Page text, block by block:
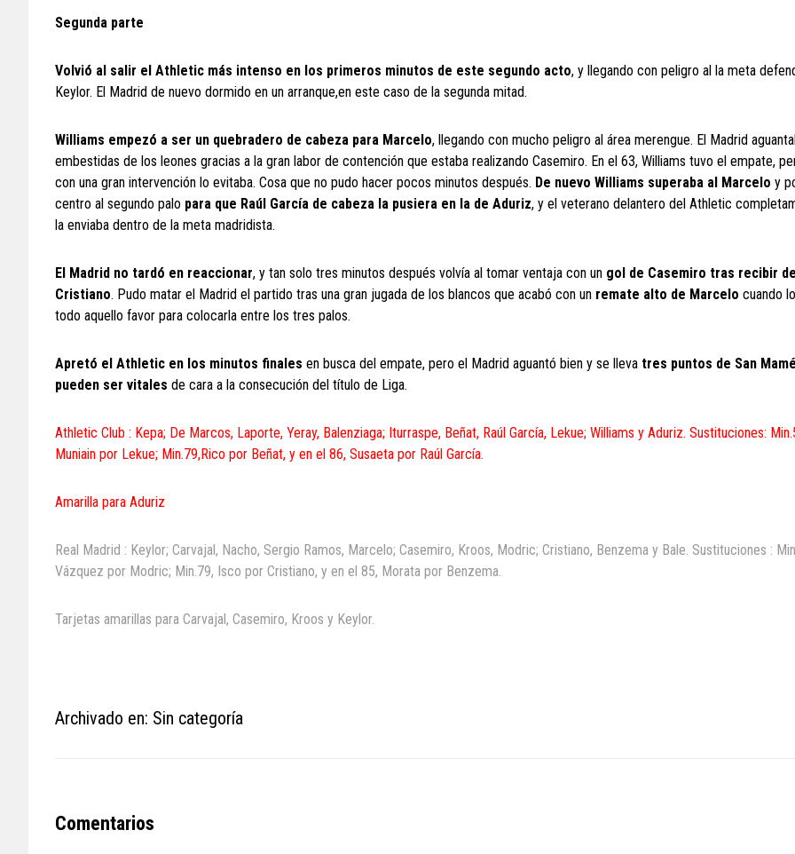
Segunda parte
Volvió al salir el Athletic más intenso en los primeros minutos de este segundo acto, y llegando con peligro al la meta
Keylor. El Madrid de nuevo dormido en un arranque,en este caso de la segunda mitad.
Williams empezó a ser un quebradero de cabeza para Marcelo, llegando con mucho peligro al área merengue. El Madrid
embestidas de los leones gracias a la gran labor de contención que estaba realizando Casemiro. En el 63, Williams tuvo el empate,
con una gran intervención lo evitaba. Cosa que no pudo hacer pocos minutos después. De nuevo Williams superaba al Marcelo y
centro al segundo palo para que Raúl García de cabeza la pusiera en la de Aduriz, y el veterano delantero del Athletic
la enviaba dentro de la meta madridista.
El Madrid no tardó en reaccionar, y tan solo tres minutos después volvía al tomar ventaja con un gol de Casemiro tras recibir de
Cristiano. Pudo matar el Madrid el partido tras una gran jugada de los blancos que acabó con un remate alto de Marcelo cuando
todo aquello favor para colocarla entre los tres palos.
Apretó el Athletic en los minutos finales en busca del empate, pero el Madrid aguantó bien y se lleva tres puntos de San
pueden ser vitales de cara a la consecución del título de Liga.
Athletic Club : Kepa; De Marcos, Laporte, Yeray, Balenziaga; Iturraspe, Beñat, Raúl García, Lekue; Williams y Aduriz. Sustituciones:
Muniain por Lekue; Min.79,Rico por Beñat, y en el 86, Susaeta por Raúl García.
Amarilla para Aduriz
Real Madrid : Keylor; Carvajal, Nacho, Sergio Ramos, Marcelo; Casemiro, Kroos, Modric; Cristiano, Benzema y Bale. Sustituciones :
Vázquez por Modric; Min.79, Isco por Cristiano, y en el 85, Morata por Benzema.
Tarjetas amarillas para Carvajal, Casemiro, Kroos y Keylor.
Archivado en: Sin categoría
Reader
Comentarios